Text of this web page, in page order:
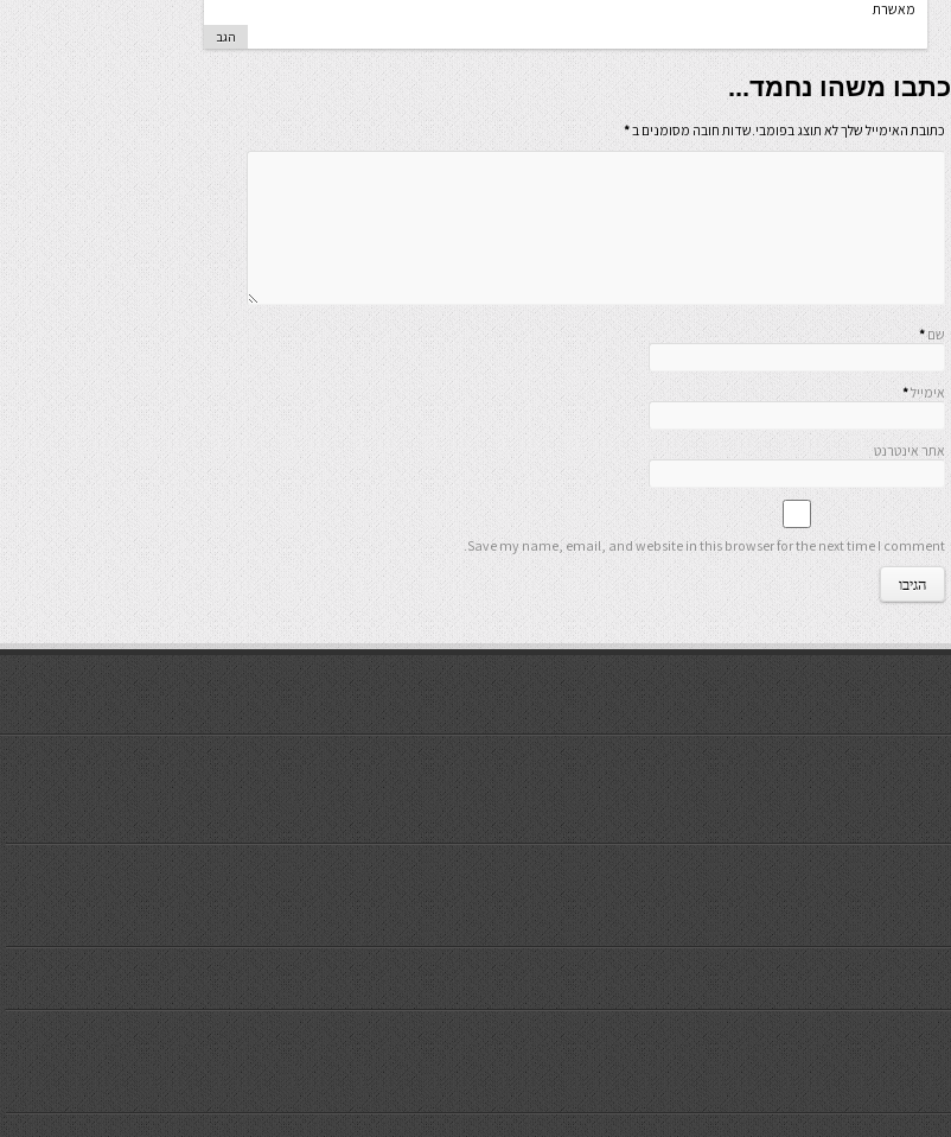
מאשרת
הגב
כתבו משהו נחמד...
כתובת האימייל שלך לא תוצג בפומבי.שדות חובה מסומנים ב*
שם *
אימייל*
אתר אינטרנט
Save my name, email, and website in this browser for the next time I comment.